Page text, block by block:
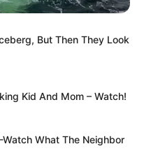
But Then They Look
Kid And Mom – Watch!
What The Neighbor